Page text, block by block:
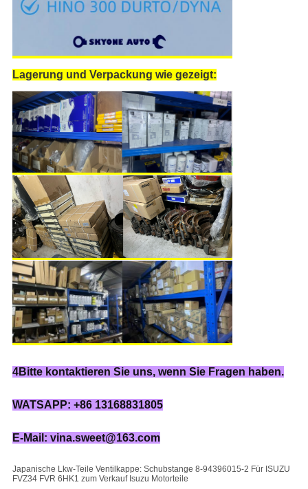
Lagerung und Verpackung wie gezeigt:
4Bitte kontaktieren Sie uns, wenn Sie Fragen haben.
WATSAPP: +86 13168831805
E-Mail: vina.sweet@163.com
Japanische Lkw-Teile Ventilkappe: Schubstange 8-94396015-2 Für ISUZU
FVZ34 FVR 6HK1 zum Verkauf Isuzu Motorteile